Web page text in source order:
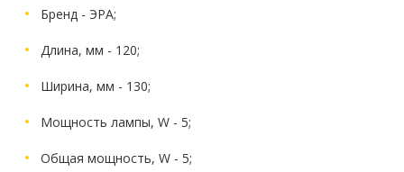
Бренд - ЭРА;
Длина, мм - 120;
Ширина, мм - 130;
Мощность лампы, W - 5;
Общая мощность, W - 5;